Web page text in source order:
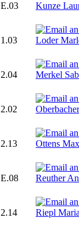
E.03
1.03
2.04
2.02
2.13
E.08
2.14